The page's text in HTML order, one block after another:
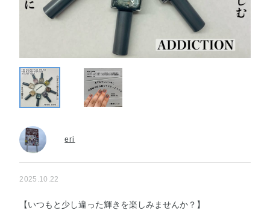
eri
2025.10.22
【いつもと少し違った輝きを楽しみませんか？】